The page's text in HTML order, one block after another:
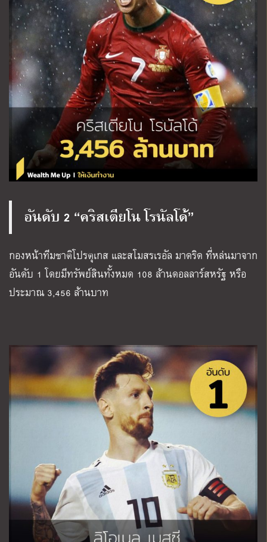
อันดับ 2 “คริสเตียโน โรนัลโด้”
กองหน้าทีมชาติโปรตุเกส และสโมสรเรอัล มาดริด ที่หล่นมาจาก
อันดับ 1 โดยมีทรัพย์สินทั้งหมด 108 ล้านดอลลาร์สหรัฐ หรือ
ประมาณ 3,456 ล้านบาท